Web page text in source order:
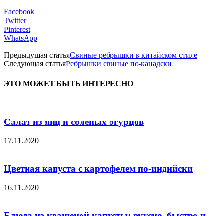
Facebook
Twitter
Pinterest
WhatsApp
Предыдущая статьяСвиные ребрышки в китайском стиле
Следующая статьяРебрышки свиные по-канадски
ЭТО МОЖЕТ БЫТЬ ИНТЕРЕСНО
Салат из яиц и соленых огурцов
17.11.2020
Цветная капуста с картофелем по-индийски
16.11.2020